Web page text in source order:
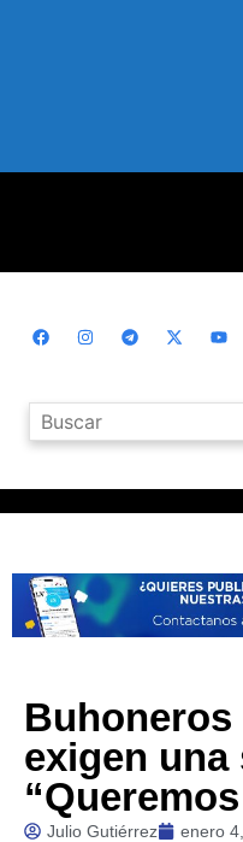
Buhoneros
exigen
Julio Gutiérrez enero